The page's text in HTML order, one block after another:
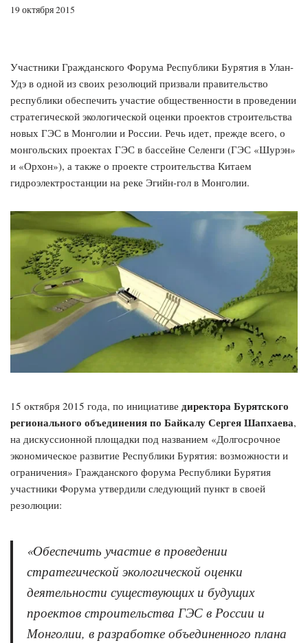
19 октября 2015
Участники Гражданского Форума Республики Бурятия в Улан-
Удэ в одной из своих резолюций призвали правительство
республики обеспечить участие общественности в проведении
стратегической экологической оценки проектов строительства
новых ГЭС в Монголии и России. Речь идет, прежде всего, о
монгольских проектах ГЭС в бассейне Селенги (ГЭС «Шурэн»
и «Орхон»), а также о проекте строительства Китаем
гидроэлектростанции на реке Эгийн-гол в Монголии.
15 октября 2015 года, по инициативе директора Бурятского
регионального объединения по Байкалу Сергея Шапхаева,
на дискуссионной площадки под названием «Долгосрочное
экономическое развитие Республики Бурятия: возможности и
ограничения» Гражданского форума Республики Бурятия
участники Форума утвердили следующий пункт в своей
резолюции:
«Обеспечить участие в проведении
стратегической экологической оценки
деятельности существующих и будущих
проектов строительства ГЭС в России и
Монголии, в разработке объединенного плана